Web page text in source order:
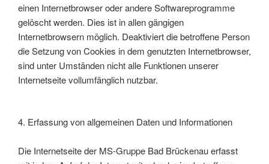
einen Internetbrowser oder andere Softwareprogramme
gelöscht werden. Dies ist in allen gängigen
Internetbrowsern möglich. Deaktiviert die betroffene Person
die Setzung von Cookies in dem genutzten Internetbrowser,
sind unter Umständen nicht alle Funktionen unserer
Internetseite vollumfänglich nutzbar.
4. Erfassung von allgemeinen Daten und Informationen
Die Internetseite der MS-Gruppe Bad Brückenau erfasst